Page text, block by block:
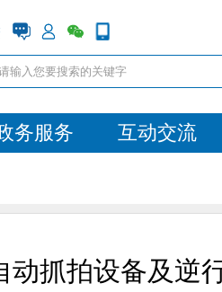
务服务 互动交流
动抓拍设备及逆